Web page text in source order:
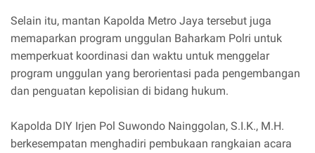
Selain itu, mantan Kapolda Metro Jaya tersebut juga
memaparkan program unggulan Baharkam Polri untuk
memperkuat koordinasi dan waktu untuk menggelar
program unggulan yang berorientasi pada pengembangan
dan penguatan kepolisian di bidang hukum.
Kapolda DIY Irjen Pol Suwondo Nainggolan, S.I.K., M.H.
berkesempatan menghadiri pembukaan rangkaian acara